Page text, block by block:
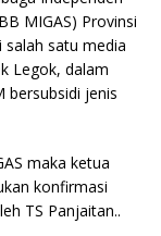
MIGAS) Provinsi
satu media
Legok, dalam
bersubsidi jenis
maka ketua
konfirmasi
TS Panjaitan..